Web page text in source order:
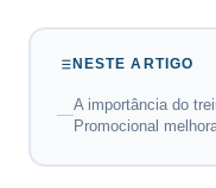
NESTE ARTIGO
A importância do
Promocional